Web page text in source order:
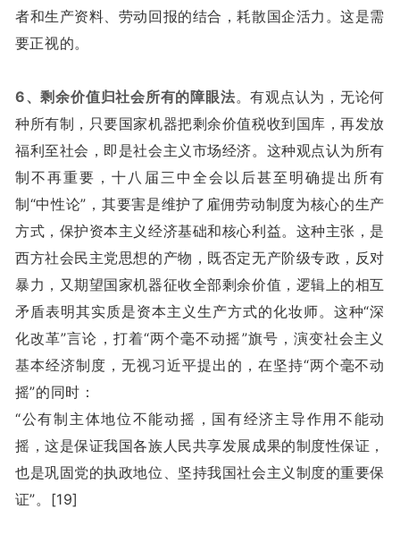
者和生产资料、劳动回报的结合，耗散国企活力。这是需
要正视的。
6、剩余价值归社会所有的障眼法。有观点认为，无论何
种所有制，只要国家机器把剩余价值税收到国库，再发放
福利至社会，即是社会主义市场经济。这种观点认为所有
制不再重要，十八届三中全会以后甚至明确提出所有
制“中性论”，其要害是维护了雇佣劳动制度为核心的生产
方式，保护资本主义经济基础和核心利益。这种主张，是
西方社会民主党思想的产物，既否定无产阶级专政，反对
暴力，又期望国家机器征收全部剩余价值，逻辑上的相互
矛盾表明其实质是资本主义生产方式的化妆师。这种“深
化改革”言论，打着“两个毫不动摇”旗号，演变社会主义
基本经济制度，无视习近平提出的，在坚持“两个毫不动
摇”的同时：
“公有制主体地位不能动摇，国有经济主导作用不能动
摇，这是保证我国各族人民共享发展成果的制度性保证，
也是巩固党的执政地位、坚持我国社会主义制度的重要保
证”。[19]